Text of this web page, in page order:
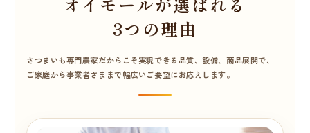
3つの理由
さつまいも専門農家だからこそ実現できる品質、設備、商品展開で、
ご家庭から事業者さままで幅広いご要望にお応えします。